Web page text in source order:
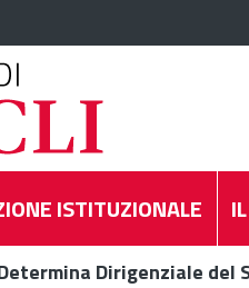
ISTITUZIONALE
Dirigenziale del